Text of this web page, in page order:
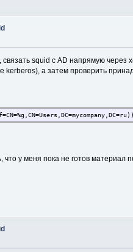
squid с AD напрямую
а затем проверить
у меня пока не готов материал